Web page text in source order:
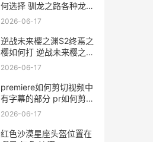
何选择 驯龙之路各种龙吃
什么
2026-06-17
逆战未来樱之渊S2终焉之
樱如何打 逆战未来樱之渊
boss
2026-06-17
premiere如何剪切视频中
有字幕的部分 pr如何剪切
画面的一部分
2026-06-17
红色沙漠星座头盔位置在